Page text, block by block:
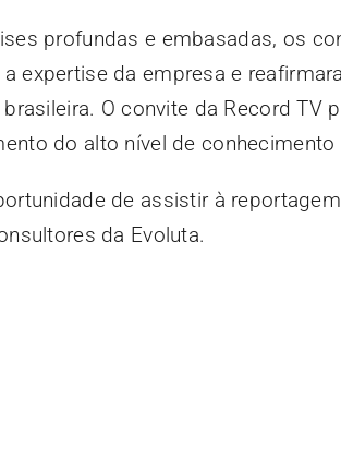
profundas e embasadas, os
expertise da empresa e
O convite da Record TV
do alto nível de
de assistir à
da Evoluta.